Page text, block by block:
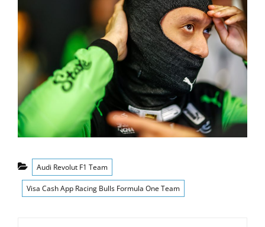
Categorías
Audi Revolut F1 Team
Visa Cash App Racing Bulls Formula One Team